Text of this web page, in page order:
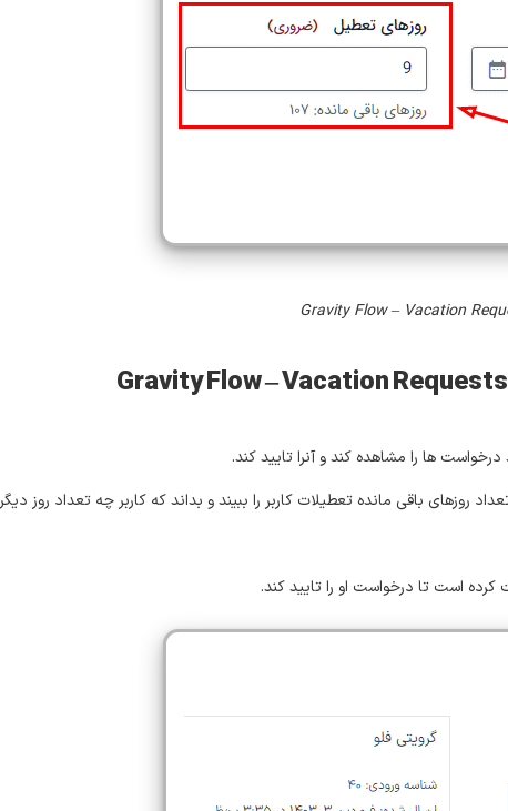
ها را مشاهده کند و آنرا تایید کند.
باقی مانده تعطیلات کاربر را ببیند و بداند که کاربر چه تعداد روز دیگر
کرده است تا درخواست او را تایید کند.